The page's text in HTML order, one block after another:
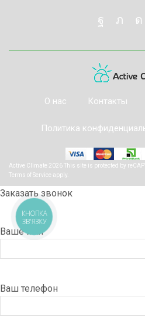
О нас Контакты
Политика
Active Climate 2026 This site is protected by
Terms of Service apply.
Заказать звонок
Ваше имя
Ваш телефон
КНОПКА
ЗВ'ЯЗКУ